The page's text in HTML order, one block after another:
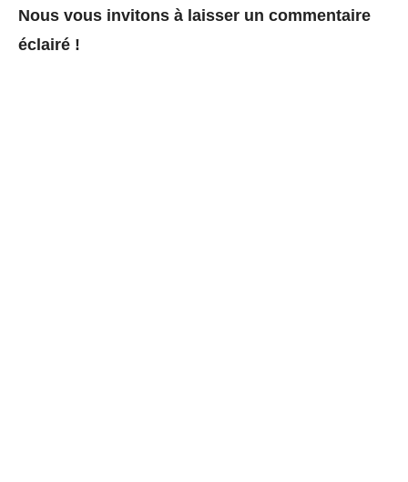
Nous vous invitons à laisser un commentaire
éclairé !